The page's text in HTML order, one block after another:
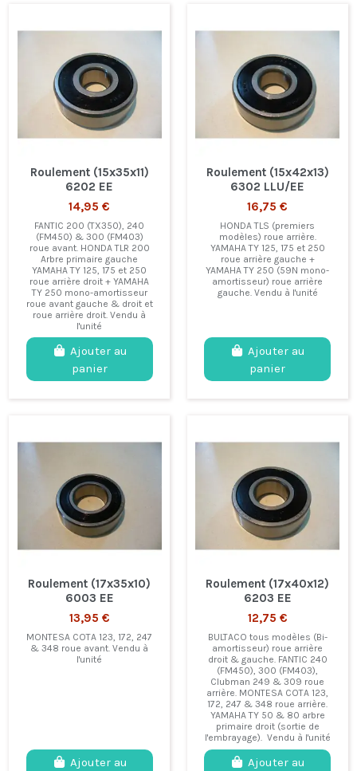
Roulement (15x35x11)
6202 EE
14,95 €
FANTIC 200 (TX350), 240
(FM450) & 300 (FM403)
roue avant. HONDA TLR 200
Arbre primaire gauche
YAMAHA TY 125, 175 et 250
roue arrière droit + YAMAHA
TY 250 mono-amortisseur
roue avant gauche & droit et
roue arrière droit. Vendu à
l'unité
Ajouter au
panier
Roulement (15x42x13)
6302 LLU/EE
16,75 €
HONDA TLS (premiers
modèles) roue arrière.
YAMAHA TY 125, 175 et 250
roue arrière gauche +
YAMAHA TY 250 (59N mono-
amortisseur) roue arrière
gauche. Vendu à l'unité
Ajouter au
panier
Roulement (17x35x10)
6003 EE
13,95 €
MONTESA COTA 123, 172, 247
& 348 roue avant. Vendu à
l'unité
Ajouter au
Roulement (17x40x12)
6203 EE
12,75 €
BULTACO tous modèles (Bi-
amortisseur) roue arrière
droit & gauche. FANTIC 240
(FM450), 300 (FM403),
Clubman 249 & 309 roue
arrière. MONTESA COTA 123,
172, 247 & 348 roue arrière.
YAMAHA TY 50 & 80 arbre
primaire droit (sortie de
l'embrayage). Vendu à l'unité
Ajouter au